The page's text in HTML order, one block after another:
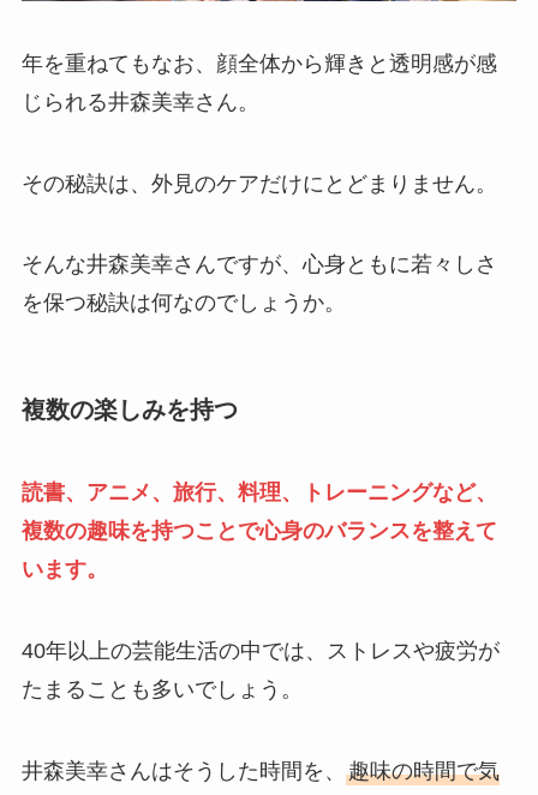
年を重ねてもなお、顔全体から輝きと透明感が感
じられる井森美幸さん。
その秘訣は、外見のケアだけにとどまりません。
そんな井森美幸さんですが、心身ともに若々しさ
を保つ秘訣は何なのでしょうか。
複数の楽しみを持つ
読書、アニメ、旅行、料理、トレーニングなど、
複数の趣味を持つことで心身のバランスを整えて
います。
40年以上の芸能生活の中では、ストレスや疲労が
たまることも多いでしょう。
井森美幸さんはそうした時間を、 趣味の時間で気